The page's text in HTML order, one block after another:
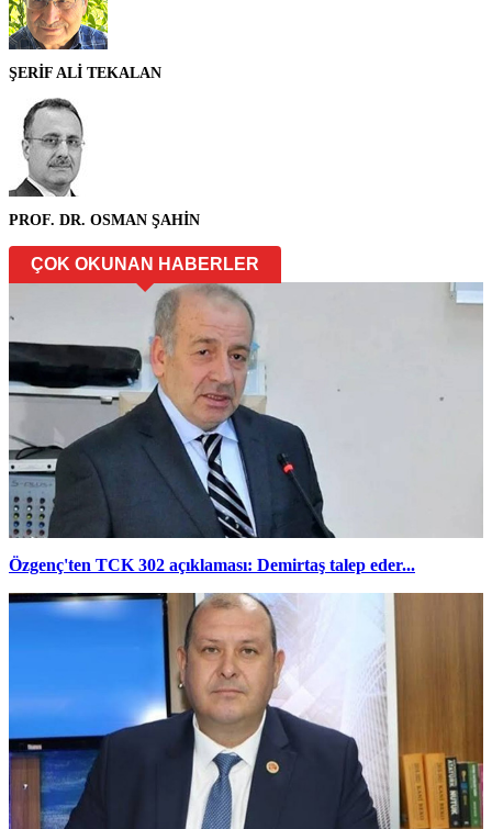
ŞERİF ALİ TEKALAN
PROF. DR. OSMAN ŞAHİN
ÇOK OKUNAN HABERLER
Özgenç'ten TCK 302 açıklaması: Demirtaş talep eder...